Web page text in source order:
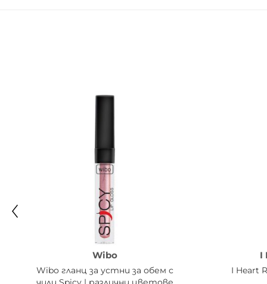
Wibo
Wibo гланц за устни за обем с
I
I Heart